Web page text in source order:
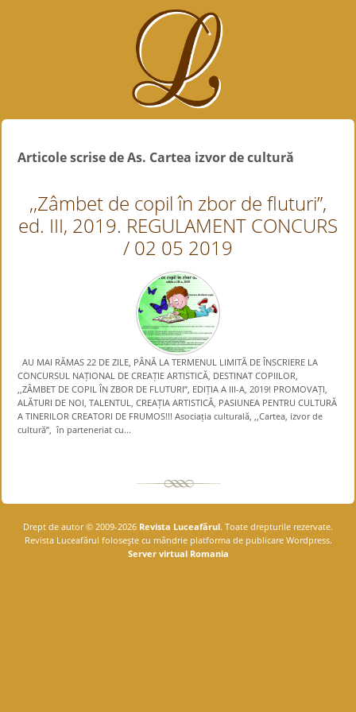
Articole scrise de As. Cartea izvor de cultură
,,Zâmbet de copil în zbor de fluturi”,
ed. III, 2019. REGULAMENT CONCURS
/ 02 05 2019
AU MAI RĂMAS 22 DE ZILE, PÂNĂ LA TERMENUL LIMITĂ DE ÎNSCRIERE LA
CONCURSUL NAȚIONAL DE CREAȚIE ARTISTICĂ, DESTINAT COPIILOR,
,,ZÂMBET DE COPIL ÎN ZBOR DE FLUTURI”, EDIȚIA A III-A, 2019! PROMOVAȚI,
ALĂTURI DE NOI, TALENTUL, CREAȚIA ARTISTICĂ, PASIUNEA PENTRU CULTURĂ
A TINERILOR CREATORI DE FRUMOS!!! Asociația culturală, ,,Cartea, izvor de
cultură”, în parteneriat cu...
Drept de autor © 2009-2026 Revista Luceafărul. Toate drepturile rezervate.
Revista Luceafărul foloseşte cu mândrie platforma de publicare Wordpress.
Server virtual Romania